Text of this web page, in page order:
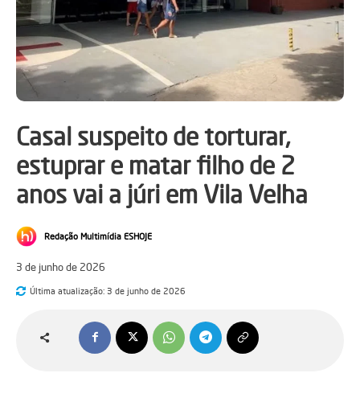
Casal suspeito de torturar,
estuprar e matar filho de 2
anos vai a júri em Vila Velha
Redação Multimídia ESHOJE
3 de junho de 2026
Última atualização: 3 de junho de 2026